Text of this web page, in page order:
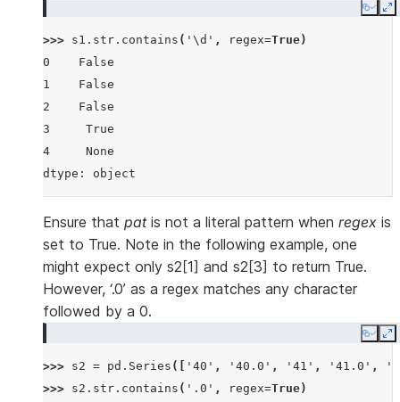
Copy
>>> s1 . str . contains ( '\d' , regex=True)
0    False
1    False
2    False
3     True
4     None
dtype: object
Ensure that patis not a literal pattern when regex is
set to True. Note in the following example, one
might expect only s2[1] and s2[3] to return True.
However, ‘.0’ as a regex matches any character
followed by a 0.
Copy
>>> s2 = pd . Series ([ '40' , '40.0' , '41' , '41.0' ,
>>> s2 . str . contains ( '.0' , regex=True)